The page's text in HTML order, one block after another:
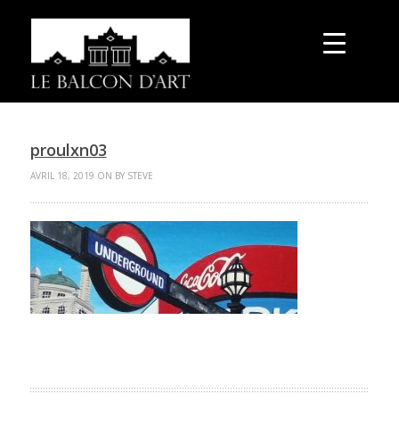
proulxn03
AVRIL 18, 2019 ON BY STEVE